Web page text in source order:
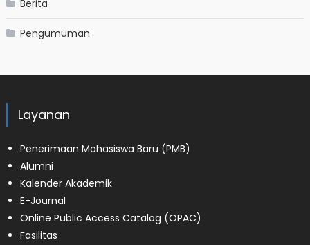
Berita
Pengumuman
Layanan
Penerimaan Mahasiswa Baru (PMB)
Alumni
Kalender Akademik
E-Journal
Online Public Access Catalog (OPAC)
Fasilitas